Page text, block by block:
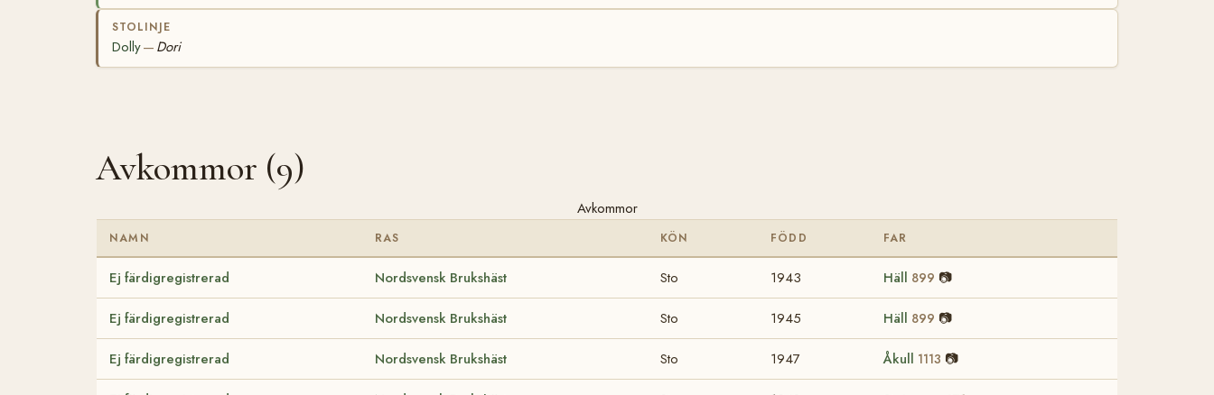
STOLINJE
Dolly— Dori
Avkommor (9)
Avkommor
NAMN RAS KÖN FÖDD FAR
Ej färdigregistrerad Nordsvensk Brukshäst Sto 1943 Häll 899 📷
Ej färdigregistrerad Nordsvensk Brukshäst Sto 1945 Häll 899 📷
Ej färdigregistrerad Nordsvensk Brukshäst Sto 1947 Åkull 1113 📷